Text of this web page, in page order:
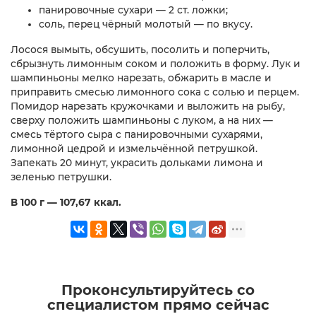
панировочные сухари — 2 ст. ложки;
соль, перец чёрный молотый — по вкусу.
Лосося вымыть, обсушить, посолить и поперчить,
сбрызнуть лимонным соком и положить в форму. Лук и
шампиньоны мелко нарезать, обжарить в масле и
приправить смесью лимонного сока с солью и перцем.
Помидор нарезать кружочками и выложить на рыбу,
сверху положить шампиньоны с луком, а на них —
смесь тёртого сыра с панировочными сухарями,
лимонной цедрой и измельчённой петрушкой.
Запекать 20 минут, украсить дольками лимона и
зеленью петрушки.
В 100 г — 107,67 ккал.
Проконсультируйтесь со
специалистом прямо сейчас